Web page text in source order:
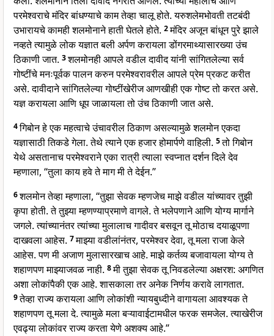
परमेश्वराचे मंदिर बांधण्याचे काम तेव्हा चालू होते. यरुशलेमभोवती तटबंदी
उभारायचे कामही शलमोनाने हाती घेतले होते. 2मंदिर अजून बांधून पुरे झाले
नव्हते त्यामुळे लोक यज्ञात बली अर्पण करायला डोंगरमाथ्यासारख्या उंच
ठिकाणी जात. 3शलमोनही आपले वडील दावीद यांनी सांगितलेल्या सर्व
गोष्टींचे मनःपूर्वक पालन करुन परमेश्वरावरील आपले प्रेम प्रकट करीत
असे. दावीदाने सांगितलेल्या गोष्टींखेरीज आणखीही एक गोष्ट तो करत असे.
यज्ञ करायला आणि धूप जाळायला तो उंच ठिकाणी जात असे.
4गिबोन हे एक महत्वाचे उंचावरील ठिकाण असल्यामुळे शलमोन एकदा
यज्ञासाठी तिकडे गेला. तेथे त्याने एक हजार होमार्पणे वाहिली. 5तो गिबोन
येथे असतानाच परमेश्वराने एका रात्री त्याला स्वप्नात दर्शन दिले देव
म्हणाला, “तुला काय हवे ते माग मी ते देईन.”
6शलमोन तेव्हा म्हणाला, “तुझा सेवक म्हणजेच माझे वडील यांच्यावर तुझी
कृपा होती. ते तुझ्या म्हणण्याप्रमाणे वागले. ते भलेपणाने आणि योग्य मार्गाने
जगले. त्यांच्यानंतर त्यांच्या मुलालाच गादीवर बसवून तू मोठाच दयाळूपणा
दाखवला आहेस. 7माझ्या वडीलांनंतर, परमेश्वर देवा, तू मला राजा केले
आहेस. पण मी अजाण मुलासारखाच आहे. माझे कर्तव्य बजावायला योग्य ते
शहाणपण माझ्याजवळ नाही. 8मी तुझा सेवक तू निवडलेल्या अक्षरश: अगणित
अशा लोकांपैकी एक आहे. शासकाला तर अनेक निर्णय करावे लागतात.
9तेव्हा राज्य करायला आणि लोकांशी न्यायबुध्दीने वागायला आवश्यक ते
शहाणपण तू मला दे. त्यामुळे मला बऱ्यावाईटामधील फरक समजेल. त्याखेरीज
एवढ्या लोकांवर राज्य करता येणे अशक्य आहे.”